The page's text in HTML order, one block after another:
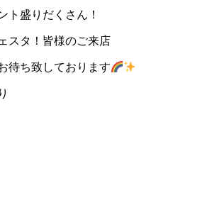
ト盛りだくさん！
スタ！皆様のご来店
待ち致しております